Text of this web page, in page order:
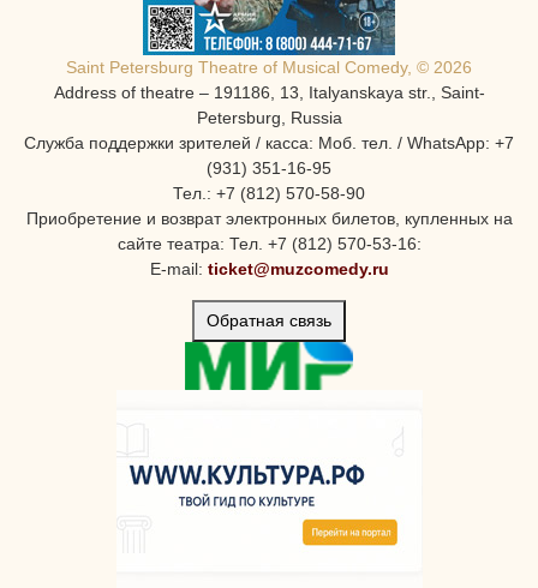
Saint Petersburg Theatre of Musical Comedy, © 2026
Address of theatre – 191186, 13, Italyanskaya str., Saint-
Petersburg, Russia
Служба поддержки зрителей / касса: Моб. тел. / WhatsApp: +7
(931) 351-16-95
Тел.: +7 (812) 570-58-90
Приобретение и возврат электронных билетов, купленных на
сайте театра: Тел. +7 (812) 570-53-16:
E-mail: ticket@muzcomedy.ru
Обратная связь